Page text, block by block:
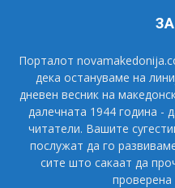
Порталот
дека остануваме на
дневен весник на
далечната 1944 година -
читатели. Вашите
послужат да го
сите што сакаат да